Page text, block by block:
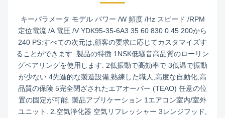
キーパラメータ モデル パワー /W 頻度 /Hz スピード /RPM
定位電流 /A 電圧 /V YDK95-35-6A3 35 60 830 0.45 200から
240 PS:すべての次元は,顧客の要求に応じてカスタマイズす
ることができます. 製品の特徴 1NSK低騒音高品質のローリン
グベアリングを使用します. 2低振動で高効率で 3低温で振動
が少ない 4先進的な製造設備,熟練した職人,高度な自動化,高
品質の保険 5完全閉ざされたエアオーバー (TEAO) 任意の位
置の固定が可能. 製品アプリケーション 1エアコン室内/室外
ユニット. 2.空気浄化器 空気リフレッシャー 3レンジフッド,